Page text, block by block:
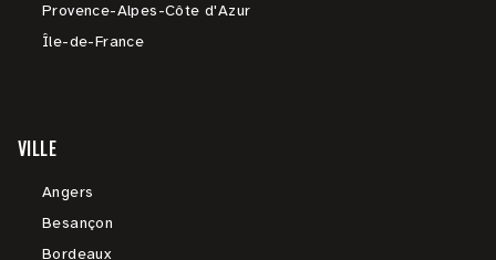
Provence-Alpes-Côte d'Azur
Île-de-France
VILLE
Angers
Besançon
Bordeaux